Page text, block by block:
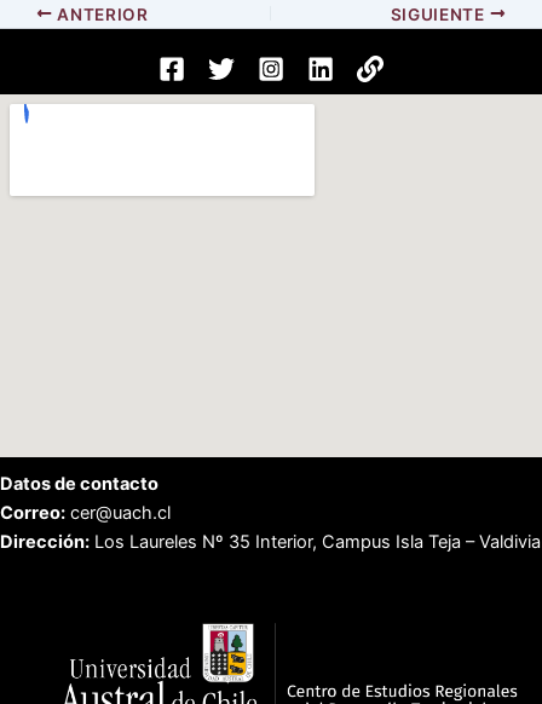
ANTERIOR SIGUIENTE
Datos de contacto
Correo: cer@uach.cl
Dirección: Los Laureles Nº 35 Interior, Campus Isla Teja – Valdivia